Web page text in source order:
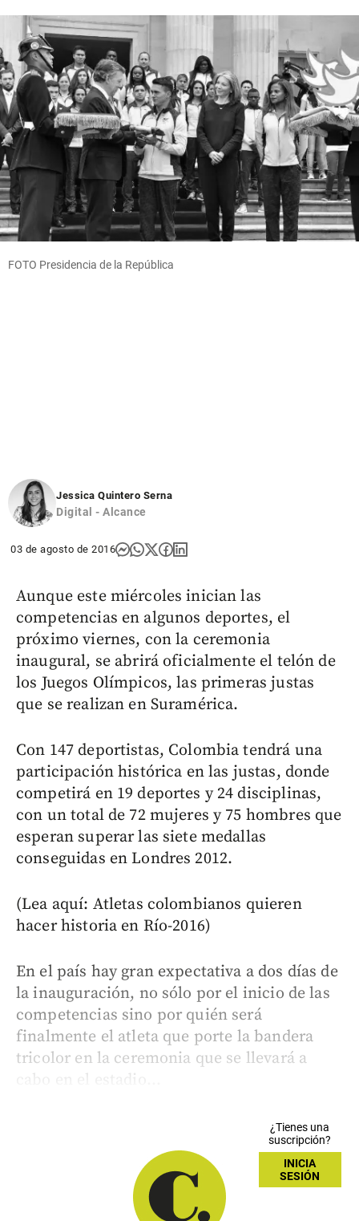
FOTO Presidencia de la República
Jessica Quintero Serna
Digital - Alcance
03 de agosto de 2016
Aunque este miércoles inician las
competencias en algunos deportes, el
próximo viernes, con la ceremonia
inaugural, se abrirá oficialmente el telón de
los Juegos Olímpicos, las primeras justas
que se realizan en Suramérica.
Con 147 deportistas, Colombia tendrá una
participación histórica en las justas, donde
competirá en 19 deportes y 24 disciplinas,
con un total de 72 mujeres y 75 hombres que
esperan superar las siete medallas
conseguidas en Londres 2012.
(Lea aquí: Atletas colombianos quieren
hacer historia en Río-2016)
En el país hay gran expectativa a dos días de
la inauguración, no sólo por el inicio de las
competencias sino por quién será
finalmente el atleta que porte la bandera
tricolor en la ceremonia que se llevará a
cabo en el estadio...
¿Tienes una
suscripción?
INICIA
SESIÓN